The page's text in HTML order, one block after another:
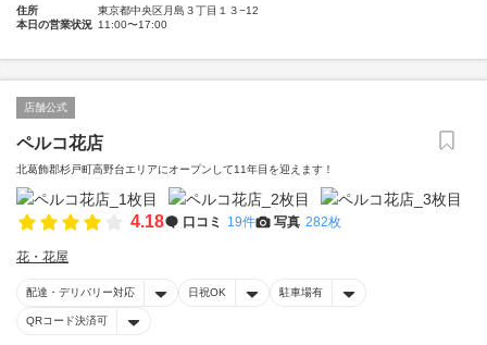
住所
東京都中央区月島３丁目１３−12
本日の営業状況 11:00〜17:00
店舗公式
ペルコ花店
北葛飾郡杉戸町高野台エリアにオープンして11年目を迎えます！
4.18 口コミ 19件 写真 282枚
花・花屋
配達・デリバリー対応 日祝OK 駐車場有
QRコード決済可